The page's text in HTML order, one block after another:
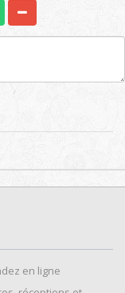
en ligne